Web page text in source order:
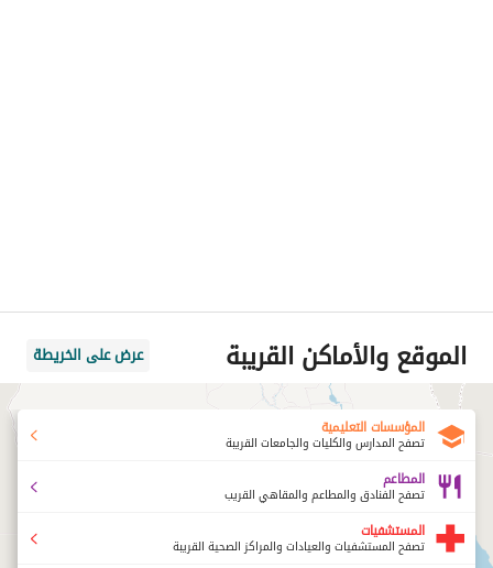
الموقع والأماكن القريبة عرض على الخريطة
المؤسسات التعليمية
تصفح المدارس والكليات والجامعات القريبة
المطاعم
تصفح الفنادق والمطاعم والمقاهي القريب
المستشفيات
تصفح المستشفيات والعيادات والمراكز الصحية القريبة